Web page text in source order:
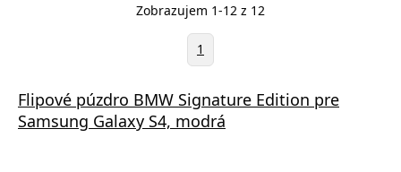
Zobrazujem 1-12 z 12
1
Flipové púzdro BMW Signature Edition pre
Samsung Galaxy S4, modrá